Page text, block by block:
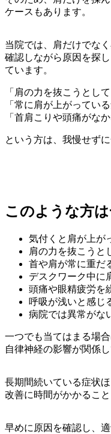
ケースもあります。
当院では、肩だけでな
確認しながら原因を探
ています。
「肩の力を抜こうとし
「常に肩が上がってい
「首肩こりや頭痛がな
という方は、我慢せず
このような方
気付くと肩が上が
肩の力を抜こうと
首や肩が常に重だ
デスクワーク中に
頭痛や眼精疲労を
呼吸が浅いと感じ
病院では異常がな
一つでも当てはまる場
自律神経の影響が関係
長期間続いている症状
改善に時間がかかること
早めに原因を確認し、